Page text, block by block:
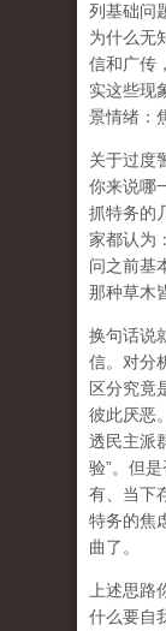
列基础问
为什么无
信和广传
实这些现
景情绪：
关于过度
你来说哪
抓特务的
家都认为
问之前基
那种草木
换句话说
信。对分
区分究竟
彼此厌恶
透民主派
验”。但
有、当下
特务的焦
曲了。
上述思
什么要自